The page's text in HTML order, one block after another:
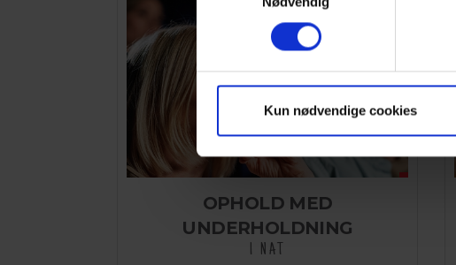
Kun nødvendige cookies
OPHOLD MED
UNDERHOLDNING
1 NAT